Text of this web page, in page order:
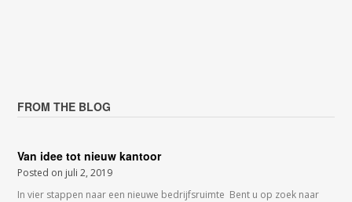
FROM THE BLOG
Van idee tot nieuw kantoor
Posted on juli 2, 2019
In vier stappen naar een nieuwe bedrijfsruimte Bent u op zoek naar